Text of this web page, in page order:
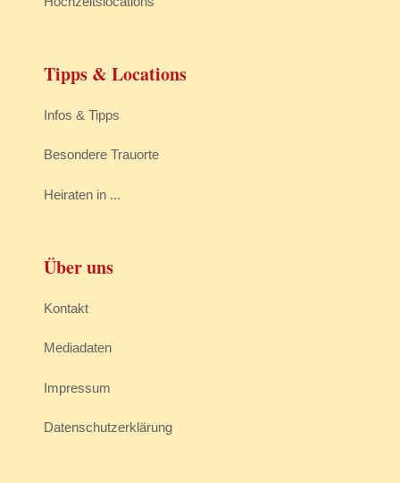
Tipps & Locations
Infos & Tipps
Besondere Trauorte
Heiraten in ...
Über uns
Kontakt
Mediadaten
Impressum
Datenschutzerklärung